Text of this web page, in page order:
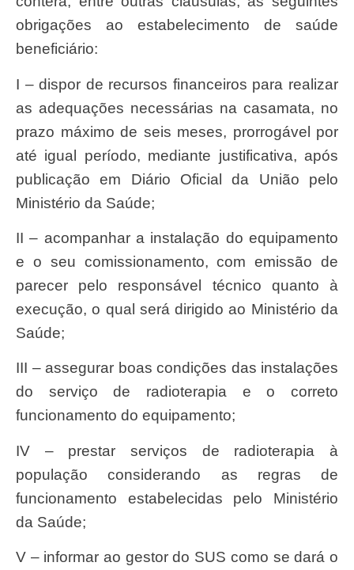
obrigações ao estabelecimento de saúde
beneficiário:
I – dispor de recursos financeiros para realizar
as adequações necessárias na casamata, no
prazo máximo de seis meses, prorrogável por
até igual período, mediante justificativa, após
publicação em Diário Oficial da União pelo
Ministério da Saúde;
II – acompanhar a instalação do equipamento
e o seu comissionamento, com emissão de
parecer pelo responsável técnico quanto à
execução, o qual será dirigido ao Ministério da
Saúde;
III – assegurar boas condições das instalações
do serviço de radioterapia e o correto
funcionamento do equipamento;
IV – prestar serviços de radioterapia à
população considerando as regras de
funcionamento estabelecidas pelo Ministério
da Saúde;
V – informar ao gestor do SUS como se dará o